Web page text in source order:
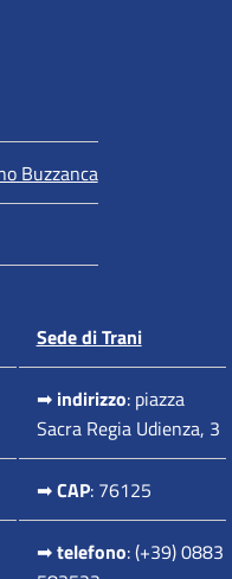
Buzzanca
Sede di Trani
➡ indirizzo: piazza
Sacra Regia Udienza, 3
➡CAP: 76125
➡telefono: (+39) 0883